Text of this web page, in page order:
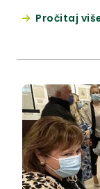
tom prilikom
Pročitaj